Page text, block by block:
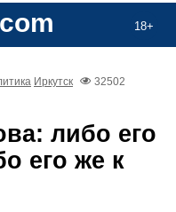
18+
Иркутск
32502
либо его
его же к